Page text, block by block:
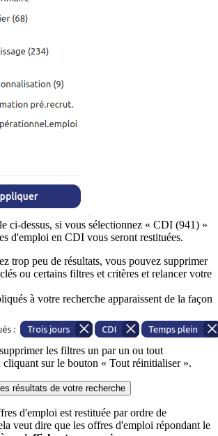
ci-dessus, si vous sélectionnez « CDI (941) »
d'emploi en CDI vous seront restituées.
trop peu de résultats, vous pouvez supprimer
ou certains filtres et critères et relancer votre
à votre recherche apparaissent de la façon
les filtres un par un ou tout
cliquant sur le bouton « Tout réinitialiser ».
résultats de votre recherche
d'emploi est restituée par ordre de
veut dire que les offres d'emploi répondant le